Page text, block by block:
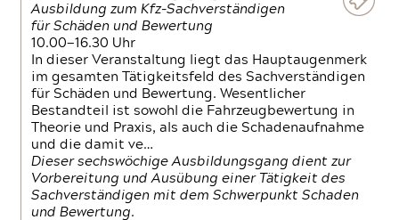
Ausbildung zum Kfz-Sachverständigen
für Schäden und Bewertung
10.00—16.30 Uhr
In dieser Veranstaltung liegt das Hauptaugenmerk
im gesamten Tätigkeitsfeld des Sachverständigen
für Schäden und Bewertung. Wesentlicher
Bestandteil ist sowohl die Fahrzeugbewertung in
Theorie und Praxis, als auch die Schadenaufnahme
und die damit ve…
Dieser sechswöchige Ausbildungsgang dient zur
Vorbereitung und Ausübung einer Tätigkeit des
Sachverständigen mit dem Schwerpunkt Schaden
und Bewertung.